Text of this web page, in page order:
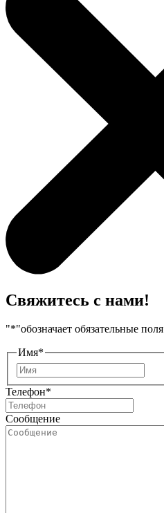
Свяжитесь с нами!
"*"обозначает обязательные поля
Имя*
Телефон*
Сообщение